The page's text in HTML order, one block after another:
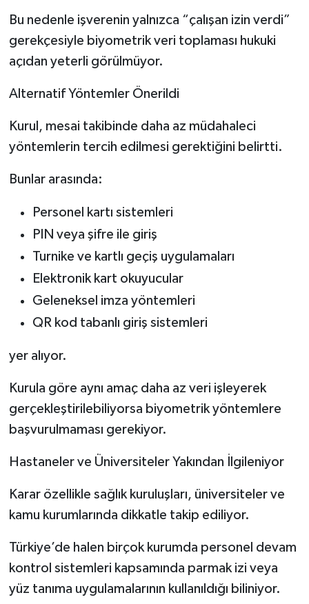
Bu nedenle işverenin yalnızca “çalışan izin verdi”
gerekçesiyle biyometrik veri toplaması hukuki
açıdan yeterli görülmüyor.
Alternatif Yöntemler Önerildi
Kurul, mesai takibinde daha az müdahaleci
yöntemlerin tercih edilmesi gerektiğini belirtti.
Bunlar arasında:
Personel kartı sistemleri
PIN veya şifre ile giriş
Turnike ve kartlı geçiş uygulamaları
Elektronik kart okuyucular
Geleneksel imza yöntemleri
QR kod tabanlı giriş sistemleri
yer alıyor.
Kurula göre aynı amaç daha az veri işleyerek
gerçekleştirilebiliyorsa biyometrik yöntemlere
başvurulmaması gerekiyor.
Hastaneler ve Üniversiteler Yakından İlgileniyor
Karar özellikle sağlık kuruluşları, üniversiteler ve
kamu kurumlarında dikkatle takip ediliyor.
Türkiye’de halen birçok kurumda personel devam
kontrol sistemleri kapsamında parmak izi veya
yüz tanıma uygulamalarının kullanıldığı biliniyor.